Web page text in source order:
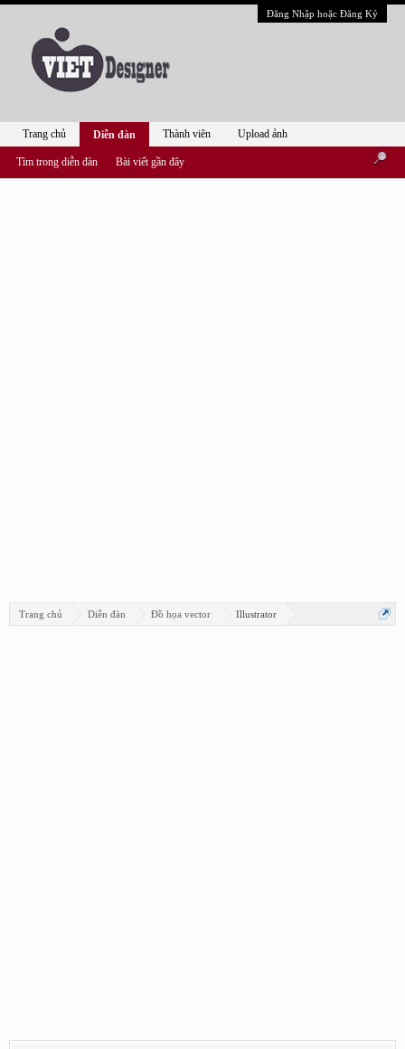
Đăng Nhập hoặc Đăng Ký
Trang chủ Diễn đàn Đồ họa vector Illustrator
Trang chủ Diễn đàn
Tìm trong diễn đàn Bài viết gần đây
Thành viên Upload ảnh